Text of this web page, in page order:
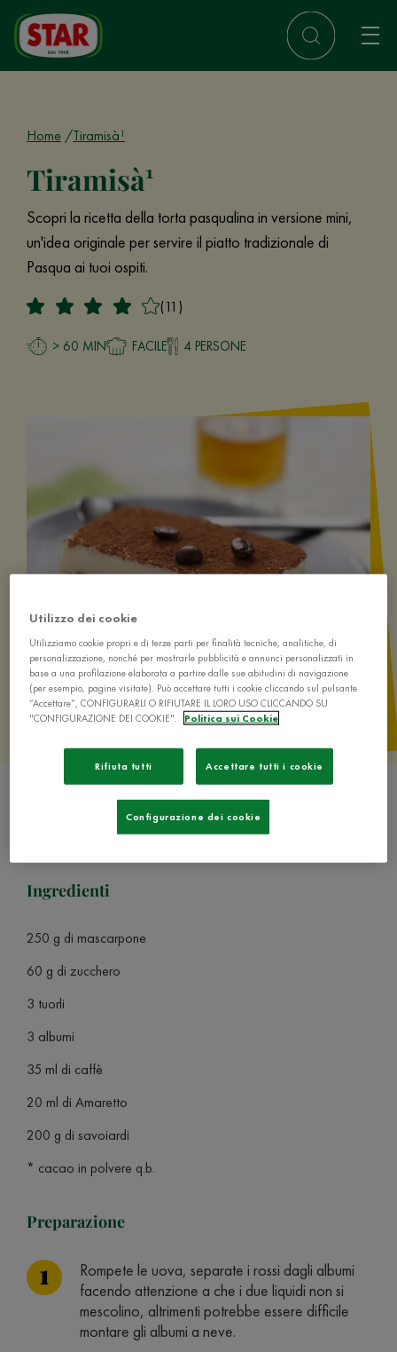
Home Tiramisà¹
Tiramisà¹
Scopri la ricetta della torta pasqualina in versione mini,
un'idea originale per servire il piatto tradizionale di
Pasqua ai tuoi ospiti.
(11)
> 60 MIN FACILE 4 PERSONE
Ingredienti
250 g di mascarpone
60 g di zucchero
3 tuorli
3 albumi
35 ml di caffè
20 ml di Amaretto
200 g di savoiardi
* cacao in polvere q.b.
Preparazione
Rompete le uova, separate i rossi dagli albumi
facendo attenzione a che i due liquidi non si
mescolino, altrimenti potrebbe essere difficile
montare gli albumi a neve.
Utilizzo dei cookie
Utilizziamo cookie propri e di terze parti per finalità tecniche, analitiche, di
personalizzazione, nonché per mostrarle pubblicità e annunci personalizzati in
base a una profilazione elaborata a partire dalle sue abitudini di navigazione
(per esempio, pagine visitate). Può accettare tutti i cookie cliccando sul pulsante
“Accettare”, CONFIGURARLI O RIFIUTARE IL LORO USO CLICCANDO SU
"CONFIGURAZIONE DEI COOKIE".
Politica sui Cookie
Rifiuta tutti Accettare tutti i cookie
Configurazione dei cookie